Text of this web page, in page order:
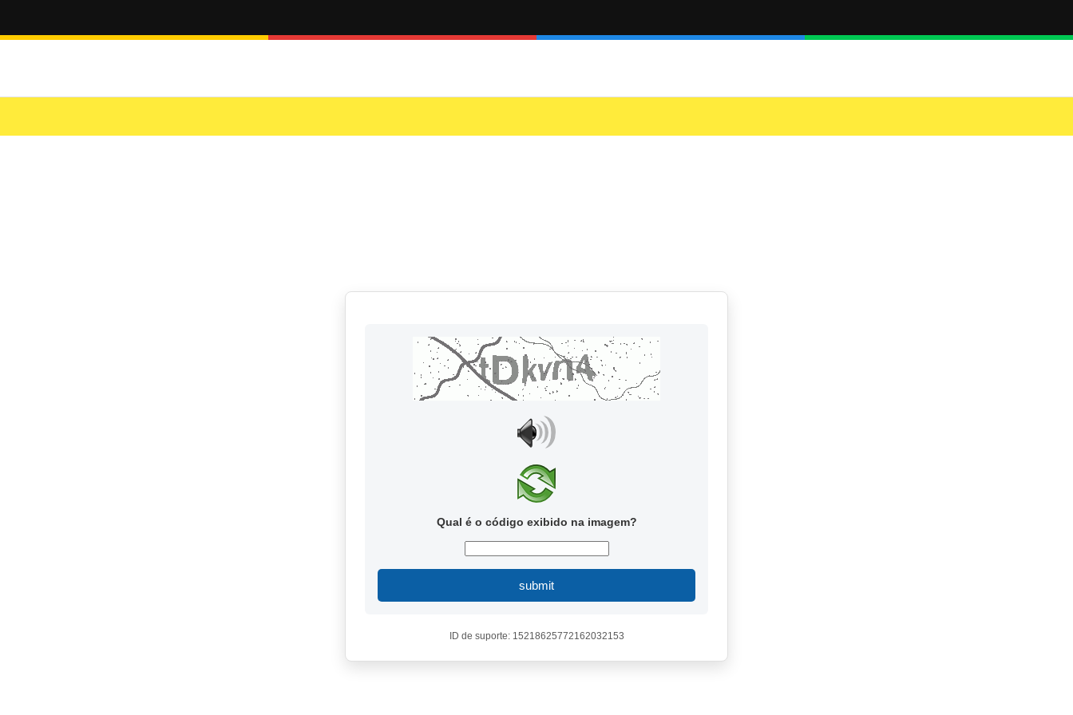
Qual é o código exibido na imagem?
submit
ID de suporte: 15218625772162032153